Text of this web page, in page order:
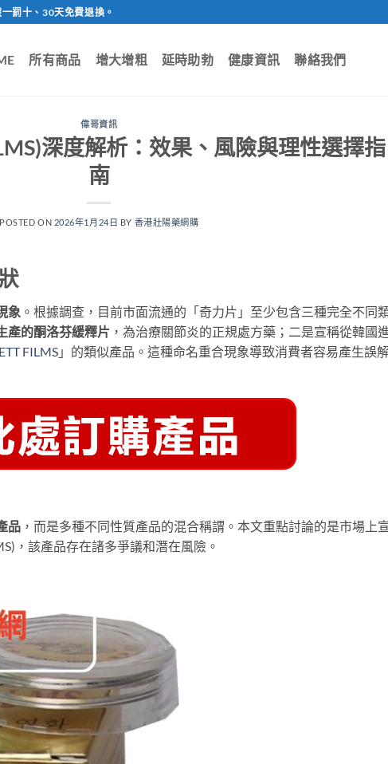
罰十、30天免費退換。
所有商品 增大增粗 延時助勃 健康資訊 聯絡我們
偉哥資訊
深度解析：效果、風險與理性選擇指
南
POSTED ON 2026年1月24日 BY 香港壯陽藥網購
象 。根據調查，目前市面流通的「奇力片」至少包含三種完全不同
產的酮洛芬緩釋片 ，為治療關節炎的正規處方藥；二是宣稱從韓國
FILMS 」的類似產品。這種命名重合現象導致消費者容易產生誤
品 ，而是多種不同性質產品的混合稱謂。本文重點討論的是市場上
，該產品存在諸多爭議和潛在風險。